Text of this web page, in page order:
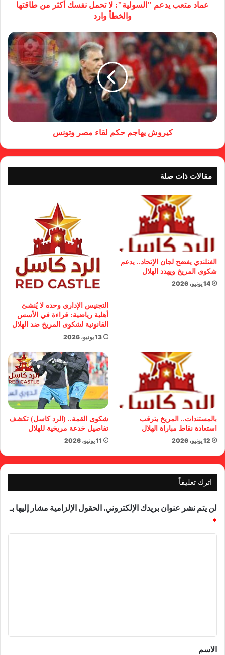
عماد متعب يدعم "السولية": لا تحمل نفسك أكثر من طاقتها
والخطأ وارد
كيروش يهاجم حكم لقاء مصر وتونس
مقالات ذات صلة
الفنلندي يفضح لجان الإتحاد.. يدعم
شكوى المريخ ويهدد الهلال
14 يونيو، 2026
التجنيس الإداري وحده لا يُنشئ
أهلية رياضية: قراءة في الأسس
القانونية لشكوى المريخ ضد الهلال
13 يونيو، 2026
بالمستندات.. المريخ يترقب
استعادة نقاط مباراة الهلال
12 يونيو، 2026
شكوى القمة.. (الرد كاسل) تكشف
تفاصيل خدعة مريخية للهلال
11 يونيو، 2026
اترك تعليقاً
لن يتم نشر عنوان بريدك الإلكتروني. الحقول الإلزامية مشار إليها بـ
*
*
الاسم